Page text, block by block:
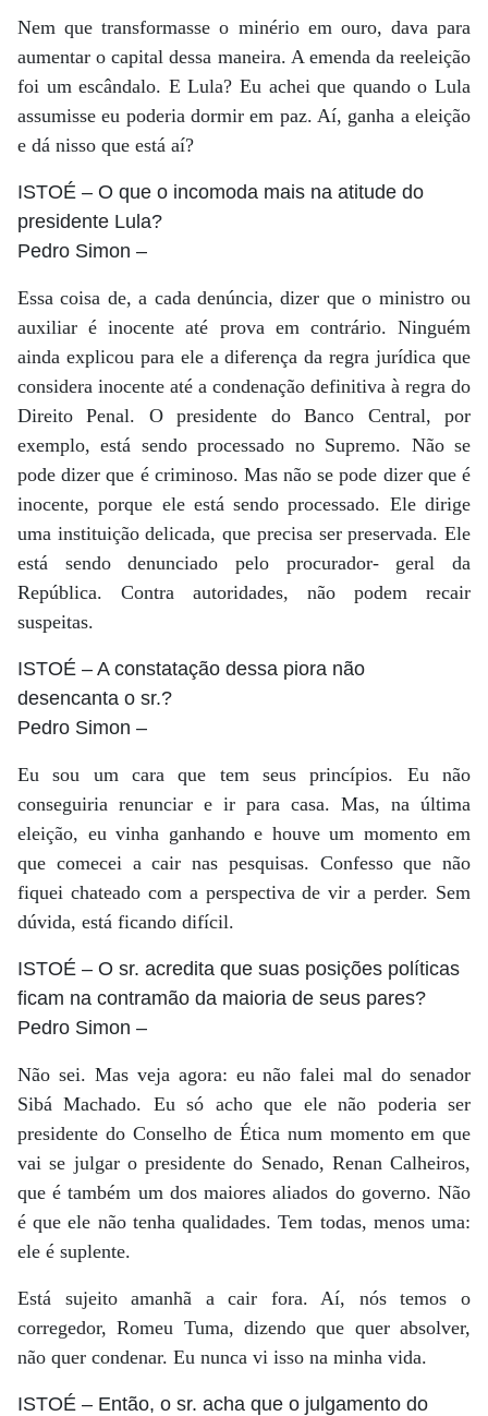
Nem que transformasse o minério em ouro, dava para
aumentar o capital dessa maneira. A emenda da reeleição
foi um escândalo. E Lula? Eu achei que quando o Lula
assumisse eu poderia dormir em paz. Aí, ganha a eleição
e dá nisso que está aí?
ISTOÉ – O que o incomoda mais na atitude do
presidente Lula?
Pedro Simon –
Essa coisa de, a cada denúncia, dizer que o ministro ou
auxiliar é inocente até prova em contrário. Ninguém
ainda explicou para ele a diferença da regra jurídica que
considera inocente até a condenação definitiva à regra do
Direito Penal. O presidente do Banco Central, por
exemplo, está sendo processado no Supremo. Não se
pode dizer que é criminoso. Mas não se pode dizer que é
inocente, porque ele está sendo processado. Ele dirige
uma instituição delicada, que precisa ser preservada. Ele
está sendo denunciado pelo procurador- geral da
República. Contra autoridades, não podem recair
suspeitas.
ISTOÉ – A constatação dessa piora não
desencanta o sr.?
Pedro Simon –
Eu sou um cara que tem seus princípios. Eu não
conseguiria renunciar e ir para casa. Mas, na última
eleição, eu vinha ganhando e houve um momento em
que comecei a cair nas pesquisas. Confesso que não
fiquei chateado com a perspectiva de vir a perder. Sem
dúvida, está ficando difícil.
ISTOÉ – O sr. acredita que suas posições políticas
ficam na contramão da maioria de seus pares?
Pedro Simon –
Não sei. Mas veja agora: eu não falei mal do senador
Sibá Machado. Eu só acho que ele não poderia ser
presidente do Conselho de Ética num momento em que
vai se julgar o presidente do Senado, Renan Calheiros,
que é também um dos maiores aliados do governo. Não
é que ele não tenha qualidades. Tem todas, menos uma:
ele é suplente.
Está sujeito amanhã a cair fora. Aí, nós temos o
corregedor, Romeu Tuma, dizendo que quer absolver,
não quer condenar. Eu nunca vi isso na minha vida.
ISTOÉ – Então, o sr. acha que o julgamento do